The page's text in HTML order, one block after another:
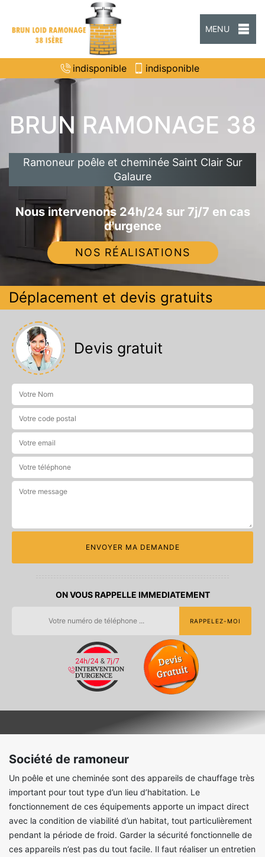
MENU
indisponible indisponible
BRUN RAMONAGE 38
Ramoneur poêle et cheminée Saint Clair Sur
Galaure
Nous intervenons 24h/24 sur 7j/7 en cas
d'urgence
NOS RÉALISATIONS
Déplacement et devis gratuits
Devis gratuit
ON VOUS RAPPELLE IMMEDIATEMENT
Société de ramoneur
Un poêle et une cheminée sont des appareils de chauffage très
important pour tout type d’un lieu d’habitation. Le
fonctionnement de ces équipements apporte un impact direct
avec la condition de viabilité d’un habitat, tout particulièrement
pendant la période de froid. Garder la sécurité fonctionnelle de
ces appareils n’est pas du tout facile. Il faut réaliser un entretien